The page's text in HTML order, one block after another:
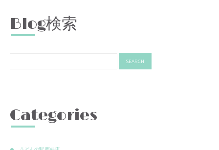
Blog検索
Categories